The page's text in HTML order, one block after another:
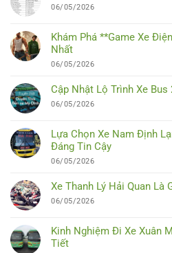
06/05/2026
Khám Phá **Game Xe
Nhất
06/05/2026
Cập Nhật Lộ Trình Xe
06/05/2026
Lựa Chọn Xe Nam Định
Đáng Tin Cậy
06/05/2026
Xe Thanh Lý Hải Quan Là
06/05/2026
Kinh Nghiệm Đi Xe Xuân
Tiết